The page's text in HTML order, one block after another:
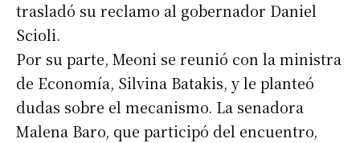
trasladó su reclamo al gobernador Daniel
Scioli.
Por su parte, Meoni se reunió con la ministra
de Economía, Silvina Batakis, y le planteó
dudas sobre el mecanismo. La senadora
Malena Baro, que participó del encuentro,